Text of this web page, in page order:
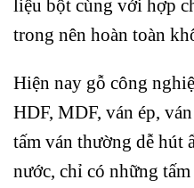
liệu bột cùng với hợp
trong nên hoàn toàn
Hiện nay gỗ công
HDF, MDF, ván ép,
tấm ván thường dễ hút
nước, chỉ có những